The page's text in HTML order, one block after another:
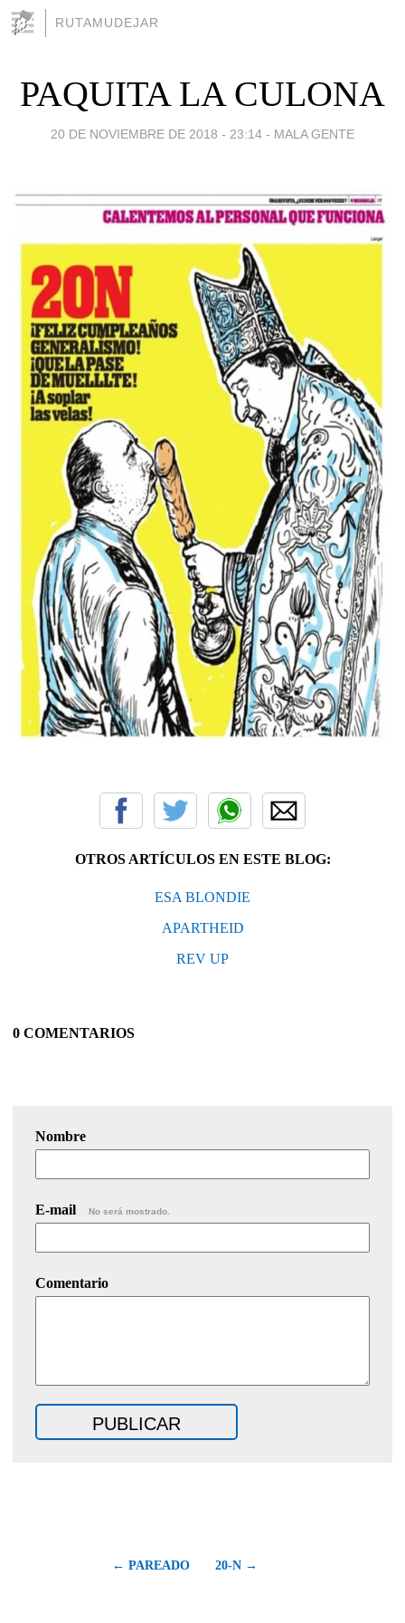
RUTAMUDEJAR
PAQUITA LA CULONA
20 DE NOVIEMBRE DE 2018 - 23:14 - MALA GENTE
OTROS ARTÍCULOS EN ESTE BLOG:
ESA BLONDIE
APARTHEID
REV UP
0 COMENTARIOS
Nombre
E-mail No será mostrado.
Comentario
← PAREADO 20-N →